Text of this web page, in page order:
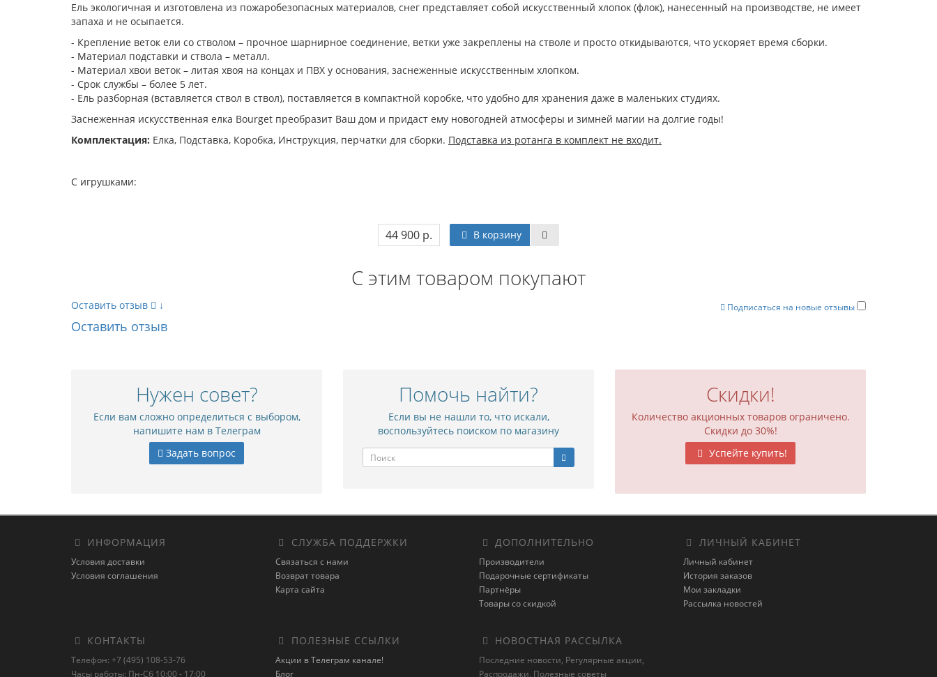
Ель экологичная и изготовлена из пожаробезопасных материалов, снег представляет собой искусственный хлопок (флок), нанесенный на производстве, не имеет
запаха и не осыпается.
- Крепление веток ели со стволом – прочное шарнирное соединение, ветки уже закреплены на стволе и просто откидываются, что ускоряет время сборки.
- Материал подставки и ствола – металл.
- Материал хвои веток – литая хвоя на концах и ПВХ у основания, заснеженные искусственным хлопком.
- Срок службы – более 5 лет.
- Ель разборная (вставляется ствол в ствол), поставляется в компактной коробке, что удобно для хранения даже в маленьких студиях.
Заснеженная искусственная елка Bourget преобразит Ваш дом и придаст ему новогодней атмосферы и зимней магии на долгие годы!
Комплектация: Елка, Подставка, Коробка, Инструкция, перчатки для сборки. Подставка из ротанга в комплект не входит.
С игрушками:
44 900 р. В корзину
С этим товаром покупают
Подписаться на новые отзывы
Оставить отзыв ↓
Оставить отзыв
Нужен совет?
Если вам сложно определиться с выбором,
напишите нам в Телеграм
Задать вопрос
Помочь найти?
Если вы не нашли то, что искали,
воспользуйтесь поиском по магазину
Скидки!
Количество акционных товаров ограничено.
Скидки до 30%!
Успейте купить!
ИНФОРМАЦИЯ
Условия доставки
Условия соглашения
СЛУЖБА ПОДДЕРЖКИ
Связаться с нами
Возврат товара
Карта сайта
ДОПОЛНИТЕЛЬНО
Производители
Подарочные сертификаты
Партнёры
Товары со скидкой
ЛИЧНЫЙ КАБИНЕТ
Личный кабинет
История заказов
Мои закладки
Рассылка новостей
КОНТАКТЫ
Телефон: +7 (495) 108-53-76
Часы работы: Пн-Сб 10:00 - 17:00
ПОЛЕЗНЫЕ ССЫЛКИ
Акции в Телеграм канале!
Блог
НОВОСТНАЯ РАССЫЛКА
Последние новости, Регулярные акции,
Распродажи, Полезные советы